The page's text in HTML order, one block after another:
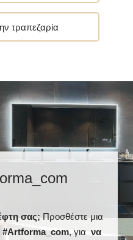
τραπεζαρία
σας;Προσθέστε μια
#Artforma_com, για να